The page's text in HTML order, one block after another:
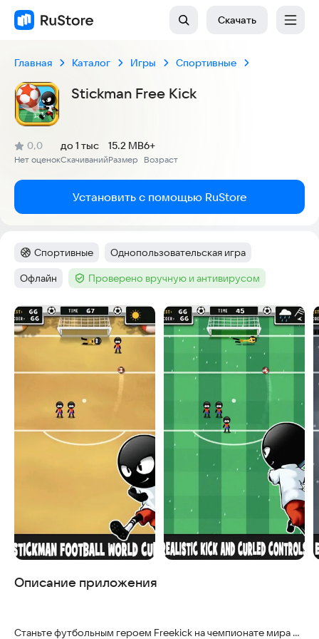
Скачать
Главная Каталог Игры Спортивные
Stickman Free Kick
Рейтинг:
0,0
(
Нет оценок
)
Скачиваний
до 1 тыс
Размер
15.2 MB
Возраст
6+
Установить с помощью RuStore
Категория:
Спортивные Тег:
Однопользовательская игра
Тег:
Офлайн Тег :Проверено вручную и антивирусом
Скриншоты
Описание приложения
Станьте футбольным героем Freekick на чемпионате мира по